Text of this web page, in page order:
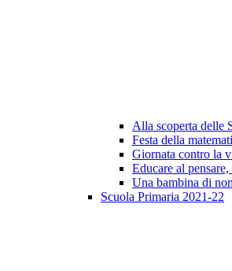
Alla scoperta delle
Festa della
Giornata contro la
Educare al
Una bambina di
Scuola Primaria 2021-22